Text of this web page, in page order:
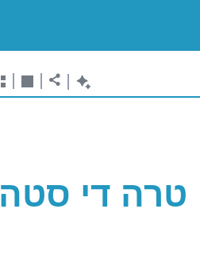
טרה די סטה